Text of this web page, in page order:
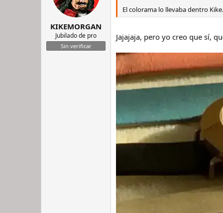
e
h
i
n
i
c
i
o
KIKEMORGAN
Jubilado de pro
Sin verificar
El colorama lo llevaba dentro
Jajajaja, pero yo creo que sí,